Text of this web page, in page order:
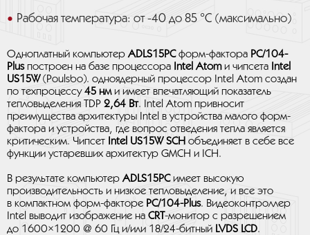
Рабочая температура: от -40 до 85 °C (максимально)
Одноплатный компьютерADLS15PCформ-фактора PC/104-
Plusпостроен на базе процессора Intel Atomи чипсета Intel
US15W(Poulsbo). одноядерный процессор Intel Atom создан
по техпроцессу 45 нми имеет впечатляющий показатель
тепловыделения TDP 2,64 Вт. Intel Atom привносит
преимущества архитектуры Intel в устройства малого форм-
фактора и устройства, где вопрос отведения тепла является
критическим. Чипсет Intel US15W SCH объединяет в себе все
функции устаревших архитектур GMCH и ICH.
В результате компьютерADLS15PCимеет высокую
производительность и низкое тепловыделение, и все это
в компактном форм-факторе PC/104-Plus. Видеоконтроллер
Intel выводит изображение на CRT -монитор с разрешением
до 1600×1200 @ 60 Гц и/или 18/24-битный LVDS LCD.